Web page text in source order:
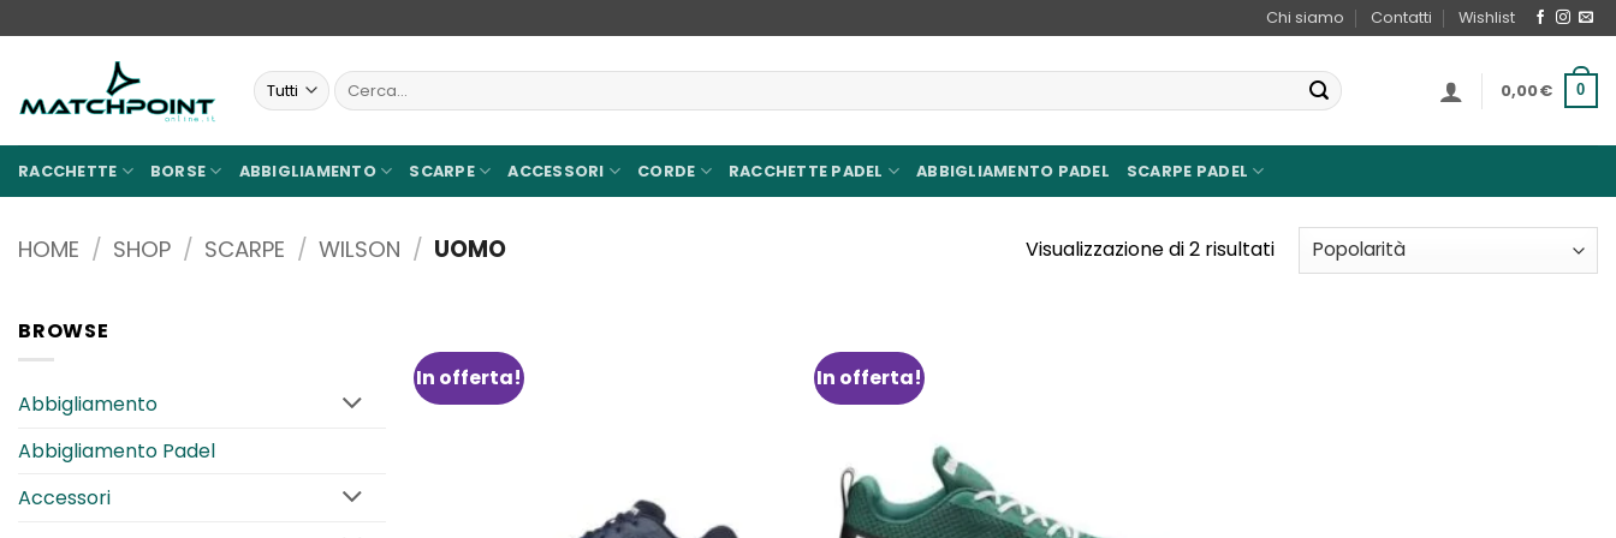
ai
Chi siamo Contatti Wishlist
Cerca: 0,00€ 0
RACCHETTE BORSE ABBIGLIAMENTO SCARPE ACCESSORI CORDE RACCHETTE PADEL ABBIGLIAMENTO PADEL SCARPE PADEL
HOME / SHOP / SCARPE / WILSON / UOMO Visualizzazione di 2 risultatiPopolarità
BROWSE
Abbigliamento
Abbigliamento Padel
Accessori
In offerta! In offerta!